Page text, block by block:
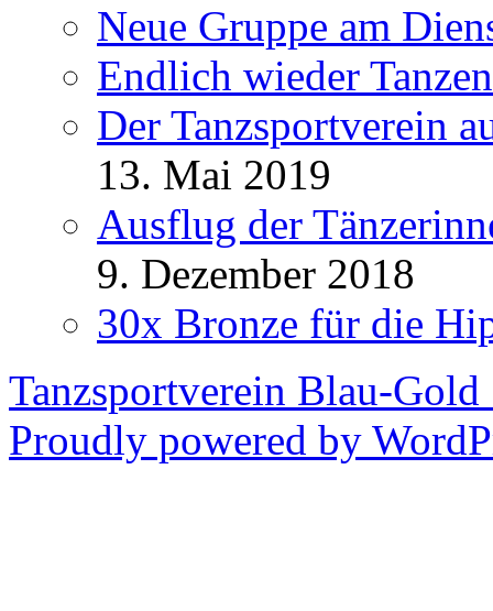
Neue Gruppe am
Endlich wieder
Der Tanzsportverein
13. Mai 2019
Ausflug der
9. Dezember 2018
30x Bronze für die
Tanzsportverein Blau-Gold
Proudly powered by